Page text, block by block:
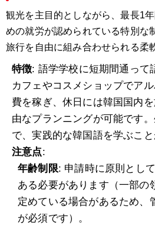
観光を主目的としながら、最長1
めの就労が認められている特別な
旅行を自由に組み合わせられる柔
特徴: 語学学校に短期間通って
カフェやコスメショップでア
費を稼ぎ、休日には韓国国内
由なプランニングが可能です
で、実践的な韓国語を学ぶこと
注意点:
年齢制限: 申請時に原則とし
ある必要があります（一部の
定めている場合があるため、
が必須です）。